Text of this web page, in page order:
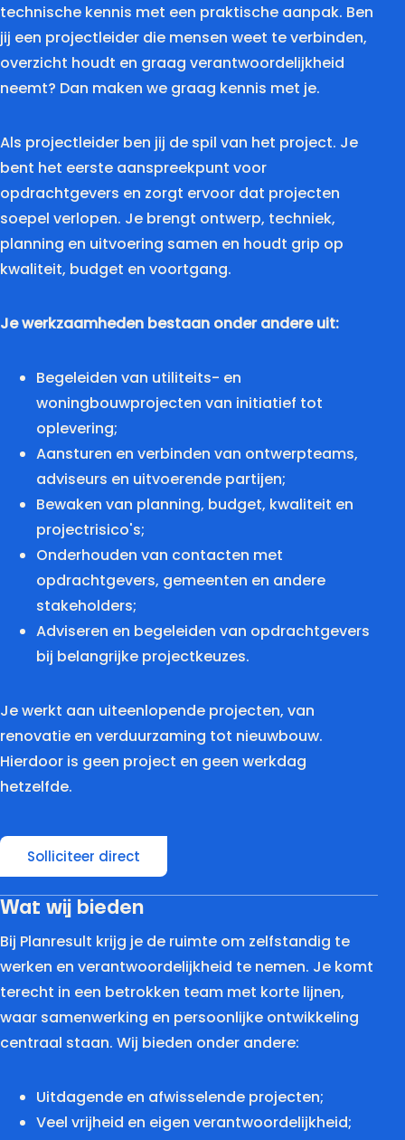
technische kennis met een praktische aanpak. Ben
jij een projectleider die mensen weet te verbinden,
overzicht houdt en graag verantwoordelijkheid
neemt? Dan maken we graag kennis met je.
Als projectleider ben jij de spil van het project. Je
bent het eerste aanspreekpunt voor
opdrachtgevers en zorgt ervoor dat projecten
soepel verlopen. Je brengt ontwerp, techniek,
planning en uitvoering samen en houdt grip op
kwaliteit, budget en voortgang.
Je werkzaamheden bestaan onder andere uit:
Begeleiden van utiliteits- en
woningbouwprojecten van initiatief tot
oplevering;
Aansturen en verbinden van ontwerpteams,
adviseurs en uitvoerende partijen;
Bewaken van planning, budget, kwaliteit en
projectrisico's;
Onderhouden van contacten met
opdrachtgevers, gemeenten en andere
stakeholders;
Adviseren en begeleiden van opdrachtgevers
bij belangrijke projectkeuzes.
Je werkt aan uiteenlopende projecten, van
renovatie en verduurzaming tot nieuwbouw.
Hierdoor is geen project en geen werkdag
hetzelfde.
Solliciteer direct
Wat wij bieden
Bij Planresult krijg je de ruimte om zelfstandig te
werken en verantwoordelijkheid te nemen. Je komt
terecht in een betrokken team met korte lijnen,
waar samenwerking en persoonlijke ontwikkeling
centraal staan. Wij bieden onder andere:
Uitdagende en afwisselende projecten;
Veel vrijheid en eigen verantwoordelijkheid;